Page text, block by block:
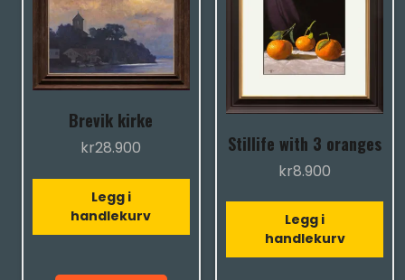
Brevik kirke
kr28.900
Legg i
handlekurv
Stillife with 3 oranges
kr8.900
Legg i
handlekurv